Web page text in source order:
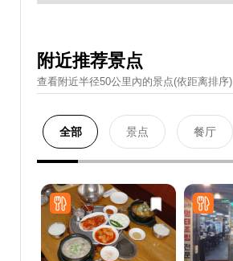
附近推荐景点
查看附近半径50公里內的景点(依距离排序)
全部 景点 餐厅